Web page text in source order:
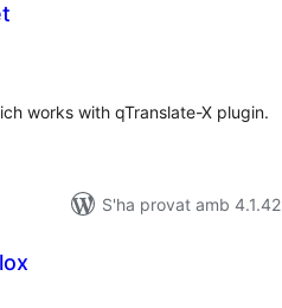
works with qTranslate-X plugin.
S'ha provat amb 4.1.42